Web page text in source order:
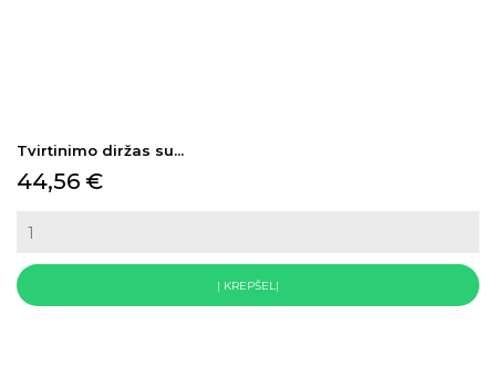
Tvirtinimo diržas su...
Kaina
44,56 €
Į KREPŠELĮ